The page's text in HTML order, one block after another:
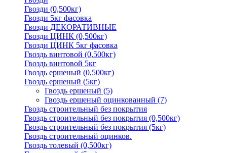
Гвозди (0,500кг)
Гвозди 5кг фасовка
Гвозди ДЕКОРАТИВНЫЕ
Гвозди ЦИНК (0,500кг)
Гвозди ЦИНК 5кг фасовка
Гвоздь винтовой (0,500кг)
Гвоздь винтовой 5кг
Гвоздь ершеный (0,500кг)
Гвоздь ершеный (5кг)
Гвоздь ершеный (5)
Гвоздь ершеный оцинкованный (7)
Гвоздь строительный без покрытия
Гвоздь строительный без покрытия (0,500кг)
Гвоздь строительный без покрытия (5кг)
Гвоздь строительный оцинков.
Гвоздь толевый (0,500кг)